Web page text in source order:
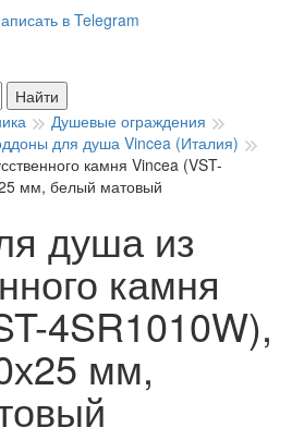
в Telegram
Найти
Душевые ограждения
для душа Vincea (Италия)
камня Vincea (VST-
мм, белый матовый
душа из
камня
4SR1010W),
мм,